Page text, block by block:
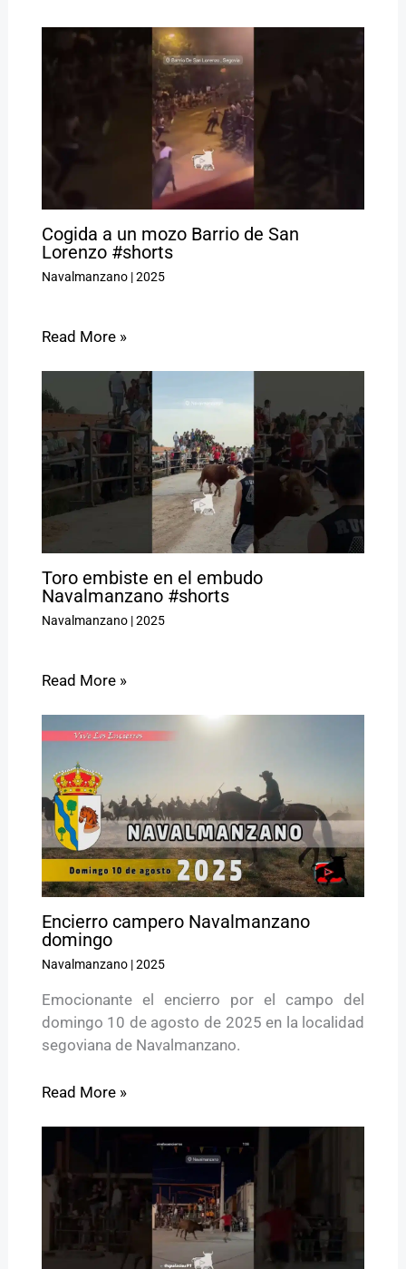
Cogida a un mozo Barrio de San
Lorenzo #shorts
Navalmanzano|2025
Read More »
Toro embiste en el embudo
Navalmanzano #shorts
Navalmanzano|2025
Read More »
Encierro campero Navalmanzano
domingo
Navalmanzano|2025
Emocionante el encierro por el campo del
domingo 10 de agosto de 2025 en la localidad
segoviana de Navalmanzano.
Read More »